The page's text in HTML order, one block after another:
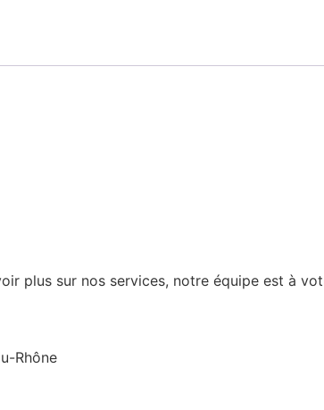
plus sur nos services, notre équipe est à
Rhône